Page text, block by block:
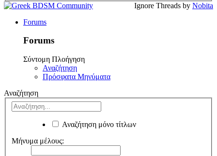
Ignore Threads by Nobita
Forums
Forums
Σύντομη Πλοήγηση
Αναζήτηση
Πρόσφατα Μηνύματα
Αναζήτηση
Αναζήτηση μόνο τίτλων
Μήνυμα μέλους: